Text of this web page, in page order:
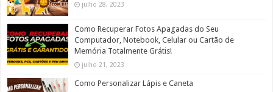
julho 28, 2023
Como Recuperar Fotos Apagadas do Seu
Computador, Notebook, Celular ou Cartão de
Memória Totalmente Grátis!
julho 21, 2023
Como Personalizar Lápis e Caneta